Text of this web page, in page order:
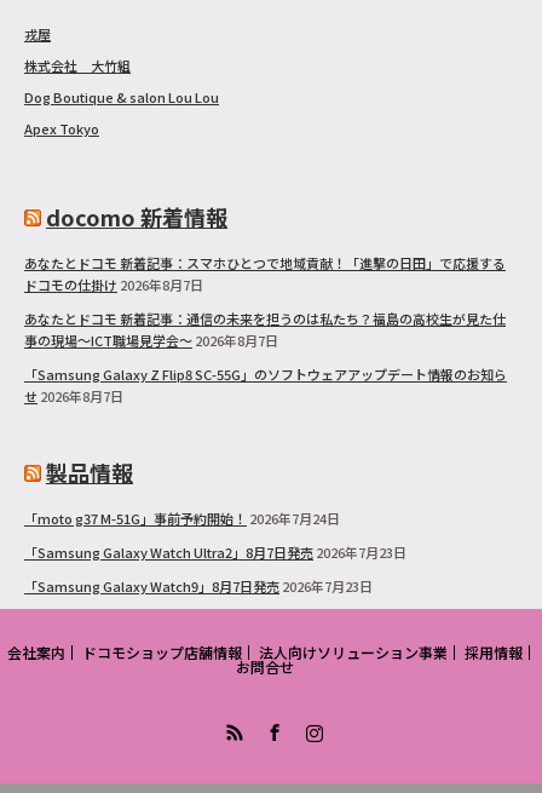
戎屋
株式会社 大竹組
Dog Boutique & salon Lou Lou
Apex Tokyo
docomo 新着情報
あなたとドコモ 新着記事：スマホひとつで地域貢献！「進撃の日田」で応援する
ドコモの仕掛け 2026年8月7日
あなたとドコモ 新着記事：通信の未来を担うのは私たち？福島の高校生が見た仕
事の現場～ICT職場見学会～2026年8月7日
「Samsung Galaxy Z Flip8 SC-55G」のソフトウェアアップデート情報のお知ら
せ 2026年8月7日
製品情報
「moto g37 M-51G」事前予約開始！ 2026年7月24日
「Samsung Galaxy Watch Ultra2」8月7日発売2026年7月23日
「Samsung Galaxy Watch9」8月7日発売2026年7月23日
会社案内 ドコモショップ店舗情報 法人向けソリューション事業 採用情報
お問合せ
Instagram